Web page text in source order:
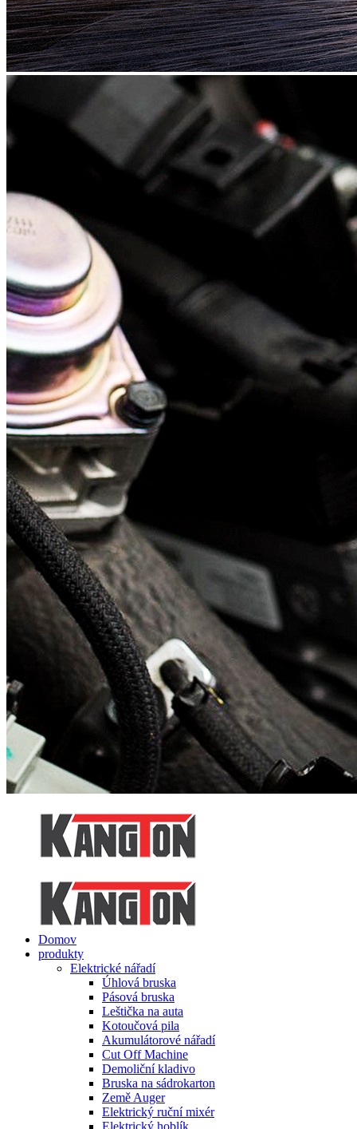
Domov
produkty
Elektrické nářadí
Úhlová bruska
Pásová bruska
Leštička na auta
Kotoučová pila
Akumulátorové nářadí
Cut Off Machine
Demoliční kladivo
Bruska na sádrokarton
Země Auger
Elektrický ruční mixér
Elektrický hoblík